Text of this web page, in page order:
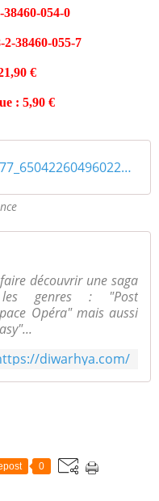
054-0
38460-055-7
€
: 5,90 €
340859077_6504226049602289_2227831082992132121_n
découvrir une saga
les genres : "Post
Opéra" mais aussi
diwarhya.com/
0